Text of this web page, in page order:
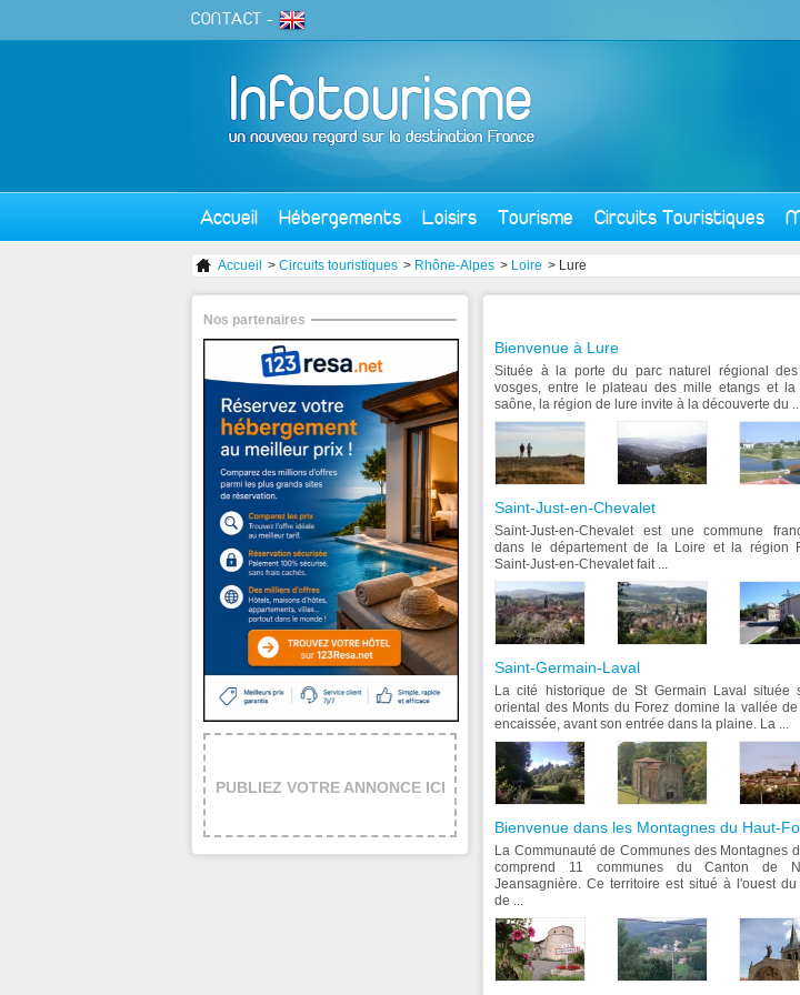
CONTACT -
Accueil Hébergements Loisirs Tourisme Circuits Touristiques
Accueil > Circuits touristiques > Rhône-Alpes > Loire > Lure
Bienvenue à Lure
Située à la porte du parc naturel régional
vosges, entre le plateau des mille etangs et
saône, la région de lure invite à la découverte du
Saint-Just-en-Chevalet
Saint-Just-en-Chevalet est une commune
dans le département de la Loire et la région
Saint-Just-en-Chevalet fait ...
Saint-Germain-Laval
La cité historique de St Germain Laval située
oriental des Monts du Forez domine la vallée de
encaissée, avant son entrée dans la plaine. La ...
Bienvenue dans les Montagnes du Haut-
La Communauté de Communes des Montagnes
comprend 11 communes du Canton de
Jeansagnière. Ce territoire est situé à l'ouest du
de ...
Nos partenaires
PUBLIEZ VOTRE ANNONCE ICI